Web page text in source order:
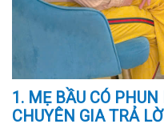
1. MẸ BẦU CÓ
CHUYÊN GIA TRẢ